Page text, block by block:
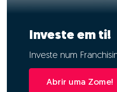
Investe em ti!
Investe num
Abrir uma Zome!